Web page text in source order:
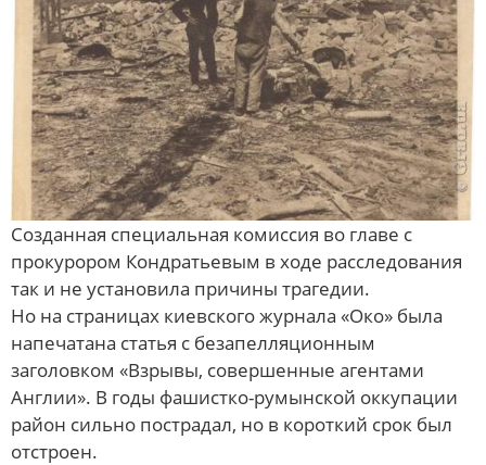
Созданная специальная комиссия во главе с
прокурором Кондратьевым в ходе расследования
так и не установила причины трагедии.
Но на страницах киевского журнала «Око» была
напечатана статья с безапелляционным
заголовком «Взрывы, совершенные агентами
Англии». В годы фашистко-румынской оккупации
район сильно пострадал, но в короткий срок был
отстроен.